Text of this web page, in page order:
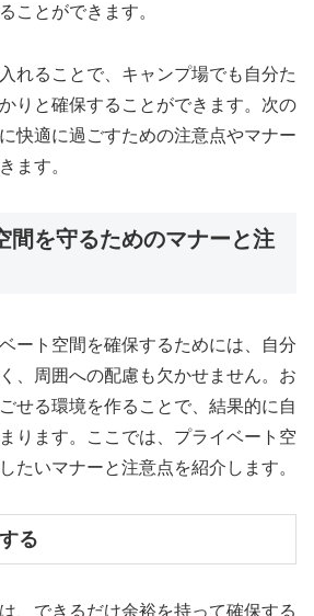
ことができます。
れることで、キャンプ場でも自分た
りと確保することができます。次の
快適に過ごすための注意点やマナー
ます。
間を守るためのマナーと注
ート空間を確保するためには、自分
、周囲への配慮も欠かせません。お
せる環境を作ることで、結果的に自
ります。ここでは、プライベート空
たいマナーと注意点を紹介します。
る
、できるだけ余裕を持って確保する